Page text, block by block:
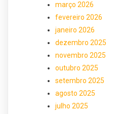
março 2026
fevereiro 2026
janeiro 2026
dezembro 2025
novembro 2025
outubro 2025
setembro 2025
agosto 2025
julho 2025